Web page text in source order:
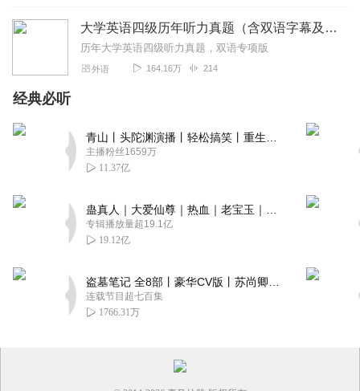
大学英语四级历年听力真题（含双语字幕及选项答案）
历年大学英语四级听力真题，双语专项版
外语 164.16万 214
经典必听
主播粉丝1659万
11.37亿
专辑播放量超19.1亿
19.12亿
连载节目超七百集
1766.31万